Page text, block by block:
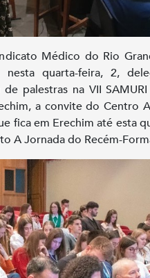
Médico do Rio
nesta quarta-feira, 2,
palestras na VII SAMURI
a convite do Centro
fica em Erechim até esta
A Jornada do Recém-